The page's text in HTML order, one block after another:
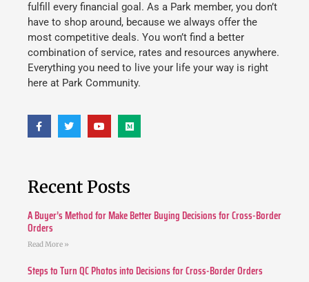
fulfill every financial goal. As a Park member, you don’t
have to shop around, because we always offer the
most competitive deals. You won’t find a better
combination of service, rates and resources anywhere.
Everything you need to live your life your way is right
here at Park Community.
Recent Posts
A Buyer’s Method for Make Better Buying Decisions for Cross-Border
Orders
Read More »
Steps to Turn QC Photos into Decisions for Cross-Border Orders